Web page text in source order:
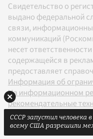
Свидетельство о
выдано федеральной
связи,
коммуникаций
несет
содержащейся в
предоставляет
Информация об
На информационном
рекомендательные
Правилами
СССР запустил человека
всему США разрешили